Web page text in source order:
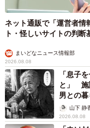
ネット通販で「運営者
ト・怪しいサイトの判断
まいどなニュース情報部
2026.08.08
「息子
と」 施
男との
から】
山下 静
2026.08.08